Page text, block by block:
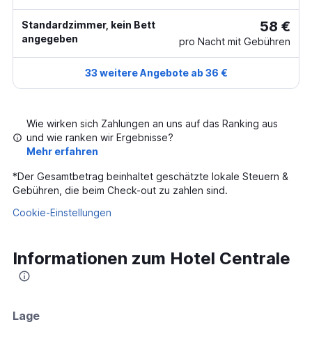
Standardzimmer, kein Bett
angegeben
58 €
pro Nacht mit Gebühren
33 weitere Angebote ab 36 €
Wie wirken sich Zahlungen an uns auf das Ranking aus
und wie ranken wir Ergebnisse?
Mehr erfahren
*Der Gesamtbetrag beinhaltet geschätzte lokale Steuern &
Gebühren, die beim Check-out zu zahlen sind.
Cookie-Einstellungen
Informationen zum Hotel Centrale
Lage